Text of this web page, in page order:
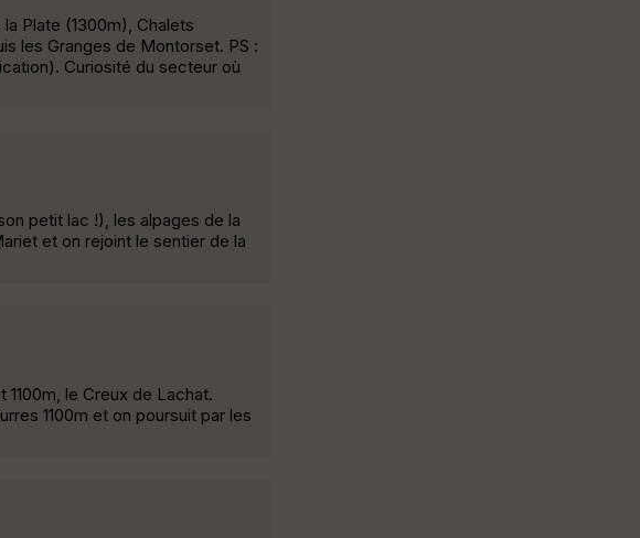
Plate (1300m), Chalets
les Granges de Montorset. PS :
Curiosité du secteur où
petit lac !), les alpages de la
et on rejoint le sentier de la
le Creux de Lachat.
1100m et on poursuit par les